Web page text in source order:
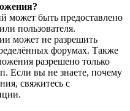
может быть предоставлено
пользователя.
может не разрешить
форумах. Также
разрешено только
Если вы не знаете, почему
свяжитесь с